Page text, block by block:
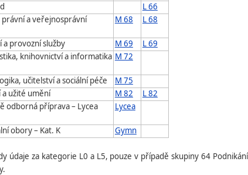
L 66
právní a veřejnosprávní
M 68 L 68
a provozní služby M 69
L 69
knihovnictví a informatika M 72
učitelství a sociální péče
M 75
užité umění
M 82
L 82
odborná příprava – Lycea
Lycea
obory – Kat. K Gymn
údaje za kategorie L0 a L5, pouze v případě skupiny 64